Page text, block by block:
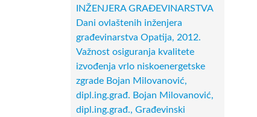
INŽENJERA GRAĐEVINARSTVA
Dani ovlaštenih inženjera
građevinarstva Opatija, 2012.
Važnost osiguranja kvalitete
izvođenja vrlo niskoenergetske
zgrade Bojan Milovanović,
dipl.ing.građ. Bojan Milovanović,
dipl.ing.građ., Građevinski